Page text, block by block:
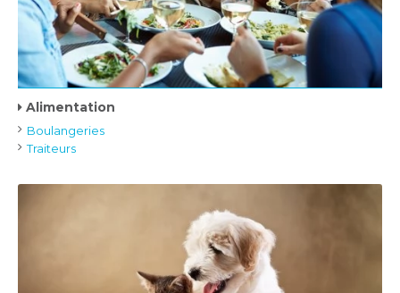
Alimentation
Boulangeries
Traiteurs